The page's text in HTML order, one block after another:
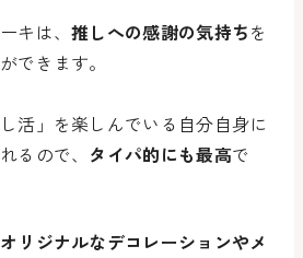
キは、推しへの感謝の気持ちを
できます。
活」を楽しんでいる自分自身に
るので、 タイパ的にも最高で
オリジナルなデコレーションやメ